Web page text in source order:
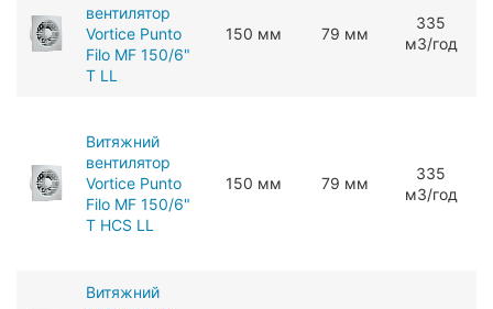
вентилятор
Vortice Punto
Filo MF 150/6"
T LL
150 мм 79 мм
ЗЗ5
мЗ/год
Витяжний
вентилятор
Vortice Punto
Filo MF 150/6"
T HCS LL
150 мм 79 мм
ЗЗ5
мЗ/год
Витяжний